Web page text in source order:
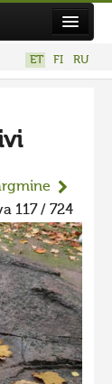
ET FI RU
117 / 724